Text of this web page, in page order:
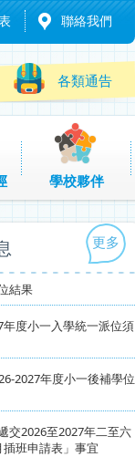
聯絡我們
各類通告
學校夥伴
更多
結果
年度小一入學統一派位須
2027年度小一後補學位
交2026至2027年二至六
插班申請表」事宜